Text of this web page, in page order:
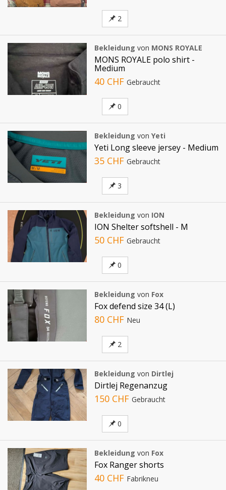
2
Bekleidung von MONS ROYALE
MONS ROYALE polo shirt -
Medium
40 CHF Gebraucht
0
Bekleidung von Yeti
Yeti Long sleeve jersey - Medium
35 CHF Gebraucht
3
Bekleidung von ION
ION Shelter softshell - M
50 CHF Gebraucht
0
Bekleidung von Fox
Fox defend size 34 (L)
80 CHF Neu
2
Bekleidung von Dirtlej
Dirtlej Regenanzug
150 CHF Gebraucht
0
Bekleidung von Fox
Fox Ranger shorts
40 CHF Fabrikneu